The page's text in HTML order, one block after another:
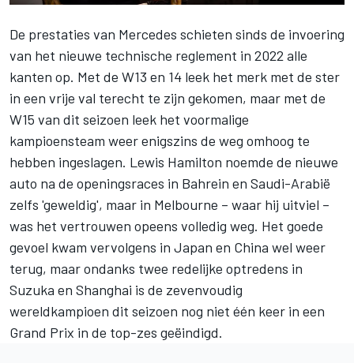
De prestaties van Mercedes schieten sinds de invoering
van het nieuwe technische reglement in 2022 alle
kanten op. Met de W13 en 14 leek het merk met de ster
in een vrije val terecht te zijn gekomen, maar met de
W15 van dit seizoen leek het voormalige
kampioensteam weer enigszins de weg omhoog te
hebben ingeslagen. Lewis Hamilton noemde de nieuwe
auto na de openingsraces in Bahrein en Saudi-Arabië
zelfs 'geweldig', maar in Melbourne – waar hij uitviel –
was het vertrouwen opeens volledig weg. Het goede
gevoel kwam vervolgens in Japan en China wel weer
terug, maar ondanks twee redelijke optredens in
Suzuka en Shanghai is de zevenvoudig
wereldkampioen dit seizoen nog niet één keer in een
Grand Prix in de top-zes geëindigd.